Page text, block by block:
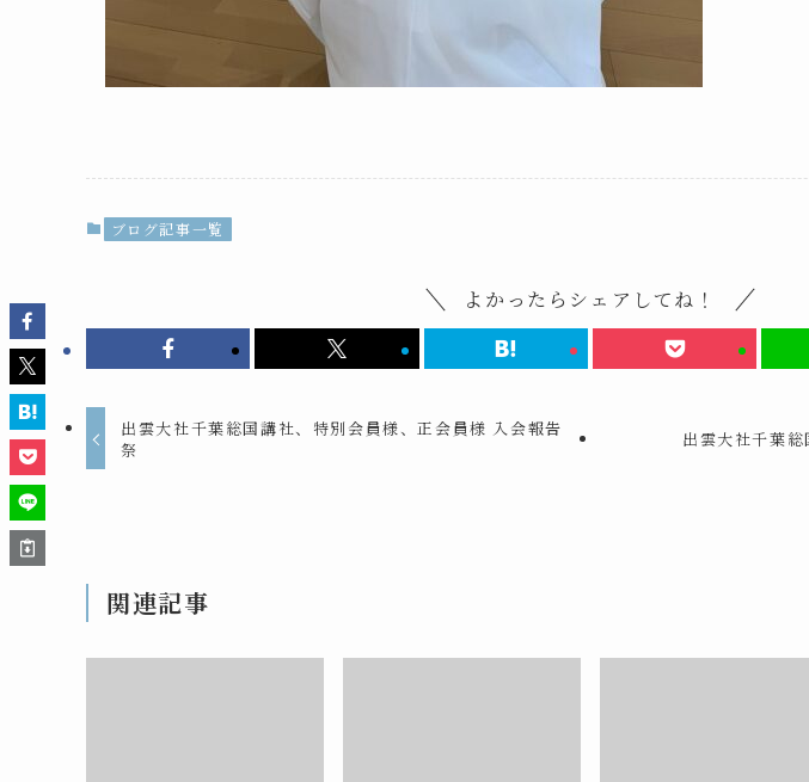
ブログ記事一覧
よかったらシェアしてね！
出雲大社千葉総国講社、特別会員様、正会員様 入会報告
祭
出雲大社千葉
関連記事